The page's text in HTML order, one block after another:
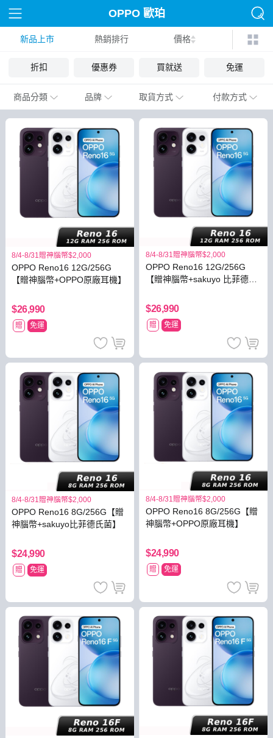
OPPO 歐珀
新品上市 熱銷排行 價格
折扣 優惠券 買就送 免運
商品分類 品牌 取貨方式 付款方式
8/4-8/31贈神腦幣$2,000
OPPO Reno16 12G/256G
【贈神腦幣+OPPO原廠耳機】
$26,990
贈 免運
8/4-8/31贈神腦幣$2,000
OPPO Reno16 12G/256G
【贈神腦幣+sakuyo 比菲德氏
$26,990
贈 免運
8/4-8/31贈神腦幣$2,000
OPPO Reno16 8G/256G【贈
神腦幣+sakuyo比菲德氏菌】
$24,990
贈 免運
8/4-8/31贈神腦幣$2,000
OPPO Reno16 8G/256G【贈
神腦幣+OPPO原廠耳機】
$24,990
贈 免運